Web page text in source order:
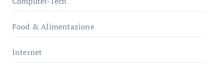
Food & Alimentazione
Internet